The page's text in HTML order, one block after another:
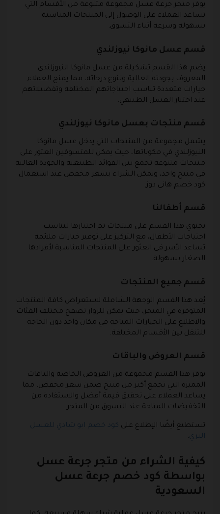
يوفر متجر جرعة عسل مجموعة متنوعة من الأقسام التي
تساعد العملاء على الوصول إلى المنتجات المناسبة
بسهولة وسرعة أثناء التسوق.
قسم عسل مانوكا نيوزلندي
يضم هذا القسم تشكيلة من عسل مانوكا النيوزلندي
المعروف بجودته العالية وتنوع درجاته، مما يمنح العملاء
خيارات متعددة تناسب احتياجاتهم المختلفة وتفضيلاتهم
عند اختيار العسل الطبيعي.
قسم منتجات بعسل مانوكا نيوزلندي
يشمل مجموعة من المنتجات التي يدخل عسل مانوكا
النيوزلندي في مكوناتها، حيث يمكن للمتسوقين العثور على
منتجات متنوعة تجمع بين الفوائد الطبيعية والجودة العالية
في منتج واحد، ويمكن الشراء بسعر مخفض عند استعمال
كود خصم هاني دوز.
قسم أطفالنا
يحتوي هذا القسم على منتجات تم اختيارها لتناسب
احتياجات الأطفال، مع التركيز على توفير خيارات ملائمة
تساعد الأسر في العثور على المنتجات المناسبة لأفرادها
الصغار بسهولة.
قسم جميع المنتجات
يُعد هذا القسم الوجهة الشاملة لاستعراض كافة المنتجات
المتوفرة في المتجر، حيث يمكن للزوار تصفح مختلف الفئات
والاطلاع على الخيارات المتاحة في مكان واحد دون الحاجة
للتنقل بين الأقسام المختلفة.
قسم العروض والباقات
يوفر هذا القسم مجموعة من العروض الخاصة والباقات
المميزة التي تجمع أكثر من منتج ضمن سعر مخفض، مما
يساعد العملاء على تحقيق قيمة أفضل والاستفادة من
التخفيضات المتاحة عند التسوق من المتجر.
تستطيع أيضًا الإطلاع على كود خصم ابو شادي للعسل
البري.
كيفية الشراء من متجر جرعة عسل
بواسطة كود خصم جرعة عسل
السعودية